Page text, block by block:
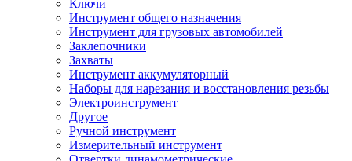
Ключи
Инструмент общего назначения
Инструмент для грузовых автомобилей
Заклепочники
Захваты
Инструмент аккумуляторный
Наборы для нарезания и восстановления резьбы
Электроинструмент
Другое
Ручной инструмент
Измерительный инструмент